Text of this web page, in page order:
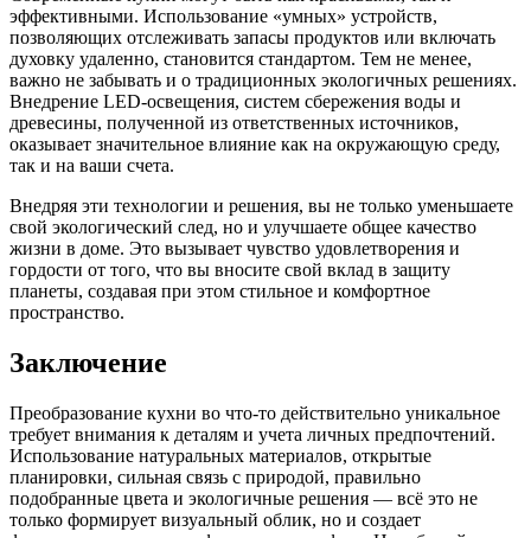
эффективными. Использование «умных» устройств,
позволяющих отслеживать запасы продуктов или включать
духовку удаленно, становится стандартом. Тем не менее,
важно не забывать и о традиционных экологичных решениях.
Внедрение LED-освещения, систем сбережения воды и
древесины, полученной из ответственных источников,
оказывает значительное влияние как на окружающую среду,
так и на ваши счета.
Внедряя эти технологии и решения, вы не только уменьшаете
свой экологический след, но и улучшаете общее качество
жизни в доме. Это вызывает чувство удовлетворения и
гордости от того, что вы вносите свой вклад в защиту
планеты, создавая при этом стильное и комфортное
пространство.
Заключение
Преобразование кухни во что-то действительно уникальное
требует внимания к деталям и учета личных предпочтений.
Использование натуральных материалов, открытые
планировки, сильная связь с природой, правильно
подобранные цвета и экологичные решения — всё это не
только формирует визуальный облик, но и создает